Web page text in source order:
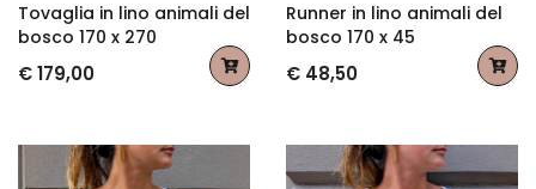
Tovaglia in lino animali del
bosco 170 x 270
€ 179,00
Runner in lino animali del
bosco 170 x 45
€ 48,50